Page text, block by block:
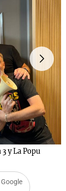
y La Popu
en
3